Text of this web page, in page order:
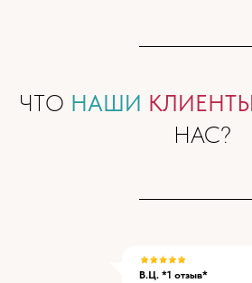
ЧТО НАШИ
НАС?
В.Ц. *1 отзыв*